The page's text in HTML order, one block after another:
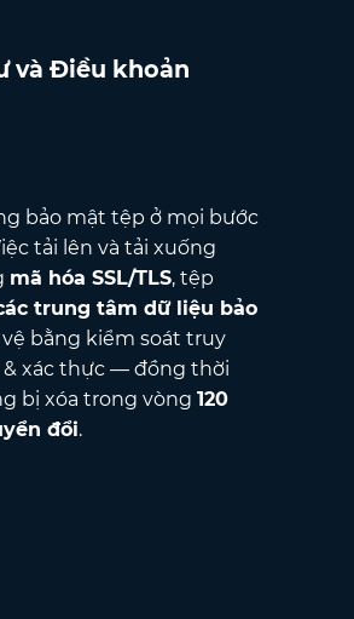
và Điều khoản
bảo mật tệp ở mọi bước
tải lên và tải xuống
mã hóa SSL/TLS, tệp
trung tâm dữ liệu bảo
vệ bằng kiểm soát truy
xác thực — đồng thời
bị xóa trong vòng 120
đổi.